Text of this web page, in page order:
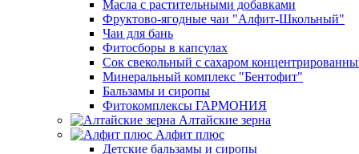
Масла с растительными добавками
Фруктово-ягодные чаи "Алфит-Школьный"
Чаи для бань
Фитосборы в капсулах
Сок свекольный с сахаром
Минеральный комплекс "Бентофит"
Бальзамы и сиропы
Фитокомплексы ГАРМОНИЯ
Алтайские зерна
Алфит плюс
Детские бальзамы и сиропы